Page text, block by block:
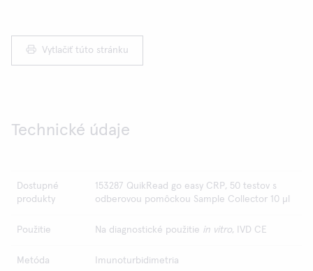
Vytlačiť túto stránku
Technické údaje
Dostupné
produkty
153287 QuikRead go easy CRP, 50 testov s
odberovou pomôckou Sample Collector 10 µl
Použitie Na diagnostické použitie in vitro, IVD CE
Metóda Imunoturbidimetria